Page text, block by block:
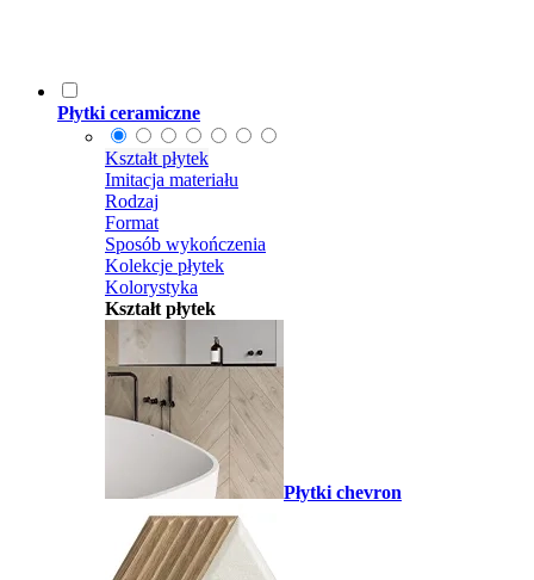
Płytki ceramiczne
Kształt płytek
Imitacja materiału
Rodzaj
Format
Sposób wykończenia
Kolekcje płytek
Kolorystyka
Kształt płytek
Płytki chevron